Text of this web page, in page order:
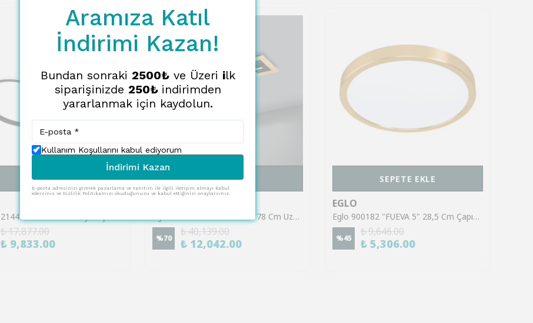
SEPETE EKLE
₺ 17,877.00
₺ 9,833.00
SEPETE EKLE
Eglo 900604 "TIRRENARA" 78 Cm Uzunluğunda Çelik, Ahşap Siyah, Kahverengi Tavan Armatürü
%70
₺ 40,139.00
₺ 12,042.00
SEPETE EKLE
EGLO
Eglo 900182 "FUEVA 5" 28,5 Cm Çapında Çelik Fırçalanmış Pirinç Tavan Armatürü
%45
₺ 9,646.00
₺ 5,306.00
Aramıza Katıl
İndirimi Kazan!
Bundan sonraki 2500₺ve Üzeri ilk
siparişinizde 250₺ indirimden
yararlanmak için kaydolun.
Kullanım Koşullarını kabul ediyorum
İndirimi Kazan
E-posta adresinizi girerek pazarlama ve tanıtım ile ilgili iletişim almayı kabul
edersiniz ve Gizlilik Politikamızı okuduğunuzu ve kabul ettiğinizi onaylarsınız.